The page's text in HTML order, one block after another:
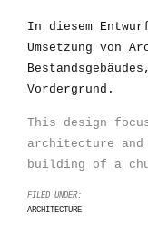
In diesem
Umsetzung von
Vordergrund.
This design
architecture
building of a
FILED UNDER:
ARCHITECTURE